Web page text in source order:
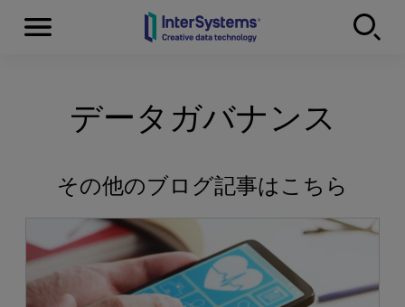
Skip to content
Menu
データガバナンス
その他のブログ記事はこちら